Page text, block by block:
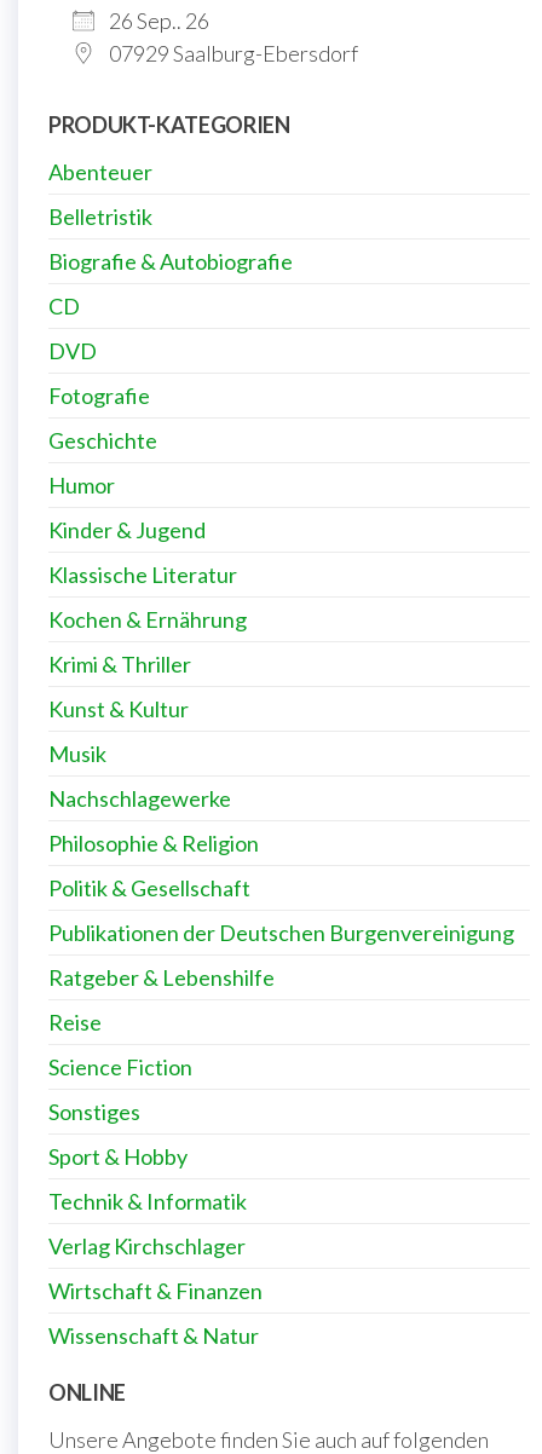
26 Sep.. 26
07929 Saalburg-Ebersdorf
PRODUKT-KATEGORIEN
Abenteuer
Belletristik
Biografie & Autobiografie
CD
DVD
Fotografie
Geschichte
Humor
Kinder & Jugend
Klassische Literatur
Kochen & Ernährung
Krimi & Thriller
Kunst & Kultur
Musik
Nachschlagewerke
Philosophie & Religion
Politik & Gesellschaft
Publikationen der Deutschen Burgenvereinigung
Ratgeber & Lebenshilfe
Reise
Science Fiction
Sonstiges
Sport & Hobby
Technik & Informatik
Verlag Kirchschlager
Wirtschaft & Finanzen
Wissenschaft & Natur
ONLINE
Unsere Angebote finden Sie auch auf folgenden